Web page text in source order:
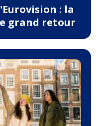
: la
grand retour